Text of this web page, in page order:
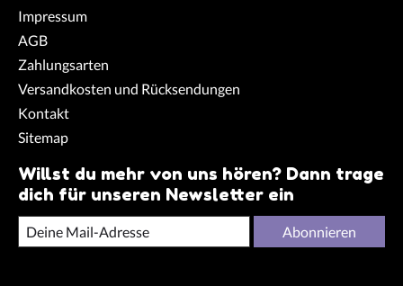
Impressum
AGB
Zahlungsarten
Versandkosten und Rücksendungen
Kontakt
Sitemap
Willst du mehr von uns hören? Dann trage
dich für unseren Newsletter ein
Abonnieren